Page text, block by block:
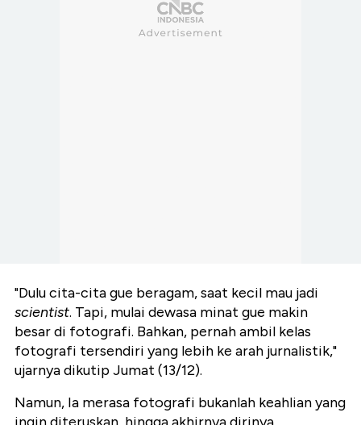
"Dulu cita-cita gue beragam, saat kecil mau jadi
scientist. Tapi, mulai dewasa minat gue makin
besar di fotografi. Bahkan, pernah ambil kelas
fotografi tersendiri yang lebih ke arah jurnalistik,"
ujarnya dikutip Jumat (13/12).
Namun, Ia merasa fotografi bukanlah keahlian yang